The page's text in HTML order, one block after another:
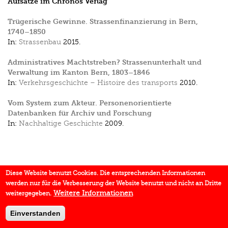
Trügerische Gewinne. Strassenfinanzierung in Bern,
1740–1850
In: Strassenbau 2015.
Administratives Machtstreben? Strassenunterhalt und
Verwaltung im Kanton Bern, 1803–1846
In: Verkehrsgeschichte – Histoire des transports 2010.
Vom System zum Akteur. Personenorientierte
Datenbanken für Archiv und Forschung
In: Nachhaltige Geschichte 2009.
Diese Website benutzt Cookies. Die entsprechenden Informationen
werden nur für die Verbesserung der Website benutzt und nicht an Dritte
weitergegeben. Weitere Informationen
Einverstanden